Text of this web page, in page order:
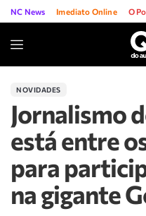
NC News Imediato Online O
NOVIDADES
Jornalismo
está entre
para
na gigante